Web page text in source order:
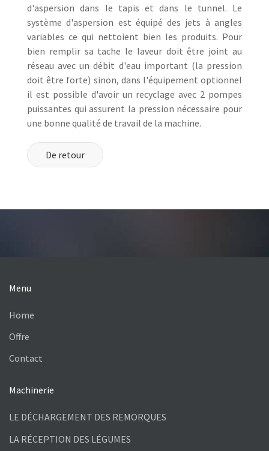
d'aspersion dans le tapis et dans le tunnel. Le
système d'aspersion est équipé des jets à angles
variables ce qui nettoient bien les produits. Pour
bien remplir sa tache le laveur doit être joint au
réseau avec un débit d'eau important (la pression
doit être forte) sinon, dans l'équipement optionnel
il est possible d'avoir un recyclage avec 2 pompes
puissantes qui assurent la pression nécessaire pour
une bonne qualité de travail de la machine.
De retour
Menu
Home
Offre
Contact
Machinerie
LE DÉCHARGEMENT DES REMORQUES
LA RÉCEPTION DES LÉGUMES